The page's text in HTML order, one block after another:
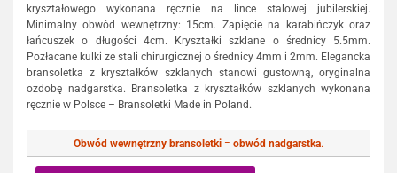
kryształowego wykonana ręcznie na lince stalowej jubilerskiej.
Minimalny obwód wewnętrzny: 15cm. Zapięcie na karabińczyk oraz
łańcuszek o długości 4cm. Kryształki szklane o średnicy 5.5mm.
Pozłacane kulki ze stali chirurgicznej o średnicy 4mm i 2mm. Elegancka
bransoletka z kryształków szklanych stanowi gustowną, oryginalna
ozdobę nadgarstka. Bransoletka z kryształków szklanych wykonana
ręcznie w Polsce – Bransoletki Made in Poland.
Obwód wewnętrzny bransoletki = obwód nadgarstka.